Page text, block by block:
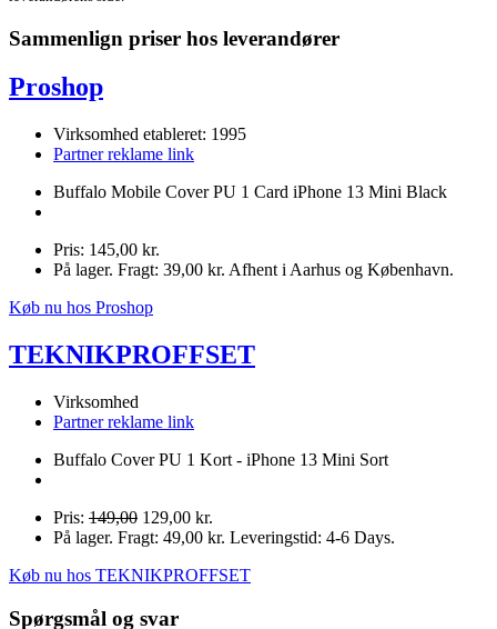
Sammenlign priser hos leverandører
Proshop
Virksomhed etableret: 1995
Partner reklame link
Buffalo Mobile Cover PU 1 Card iPhone 13 Mini Black
Pris: 145,00 kr.
På lager. Fragt: 39,00 kr. Afhent i Aarhus og København.
Køb nu hos Proshop
TEKNIKPROFFSET
Virksomhed
Partner reklame link
Buffalo Cover PU 1 Kort - iPhone 13 Mini Sort
Pris: 149,00 129,00 kr.
På lager. Fragt: 49,00 kr. Leveringstid: 4-6 Days.
Køb nu hos TEKNIKPROFFSET
Spørgsmål og svar